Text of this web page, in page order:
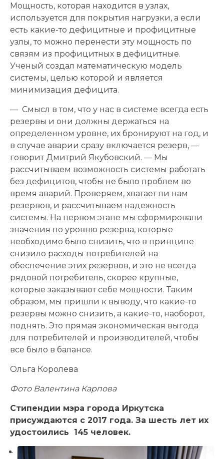
Мощность, которая находится в узлах,
используется для покрытия нагрузки, а если
есть какие-то дефицитные и профицитные
узлы, то можно перенести эту мощность по
связям из профицитных в дефицитные.
Ученый создал математическую модель
системы, целью которой и является
минимизация дефицита.
— Смысл в том, что у нас в системе всегда есть
резервы и они должны держаться на
определенном уровне, их бронируют на год, и
в случае аварии сразу включается резерв, —
говорит Дмитрий Якубовский. — Мы
рассчитываем возможность системы работать
без дефицитов, чтобы не было проблем во
время аварий. Проверяем, хватает ли нам
резервов, и рассчитываем надежность
системы. На первом этапе мы сформировали
значения по уровню резерва, которые
необходимо было снизить, что в принципе
снизило расходы потребителей на
обеспечение этих резервов, и это не всегда
рядовой потребитель, скорее крупные,
которые заказывают себе мощности. Таким
образом, мы пришли к выводу, что какие-то
резервы можно снизить, а какие-то, наоборот,
поднять. Это прямая экономическая выгода
для потребителей и производителей, чтобы
все было в балансе.
Ольга Королева
Фото Валентина Карпова
Стипендии мэра города Иркутска
присуждаются с 2017 года. За шесть лет их
удостоились 145 человек.